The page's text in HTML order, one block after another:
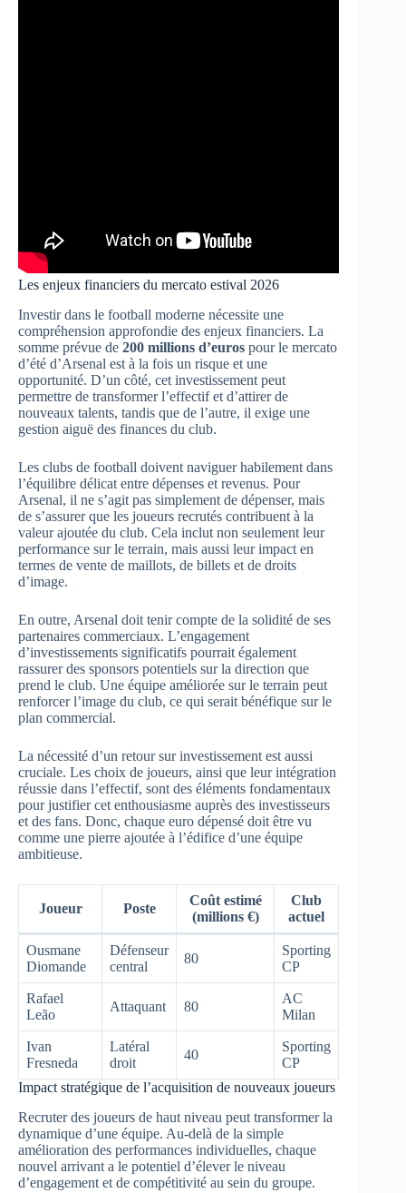
Les enjeux financiers du mercato estival 2026
Investir dans le football moderne nécessite une
compréhension approfondie des enjeux financiers. La
somme prévue de 200 millions d’euros pour le mercato
d’été d’Arsenal est à la fois un risque et une
opportunité. D’un côté, cet investissement peut
permettre de transformer l’effectif et d’attirer de
nouveaux talents, tandis que de l’autre, il exige une
gestion aiguë des finances du club.
Les clubs de football doivent naviguer habilement dans
l’équilibre délicat entre dépenses et revenus. Pour
Arsenal, il ne s’agit pas simplement de dépenser, mais
de s’assurer que les joueurs recrutés contribuent à la
valeur ajoutée du club. Cela inclut non seulement leur
performance sur le terrain, mais aussi leur impact en
termes de vente de maillots, de billets et de droits
d’image.
En outre, Arsenal doit tenir compte de la solidité de ses
partenaires commerciaux. L’engagement
d’investissements significatifs pourrait également
rassurer des sponsors potentiels sur la direction que
prend le club. Une équipe améliorée sur le terrain peut
renforcer l’image du club, ce qui serait bénéfique sur le
plan commercial.
La nécessité d’un retour sur investissement est aussi
cruciale. Les choix de joueurs, ainsi que leur intégration
réussie dans l’effectif, sont des éléments fondamentaux
pour justifier cet enthousiasme auprès des investisseurs
et des fans. Donc, chaque euro dépensé doit être vu
comme une pierre ajoutée à l’édifice d’une équipe
ambitieuse.
Joueur Poste
Coût estimé
(millions €)
Club
actuel
Ousmane
Diomande
Défenseur
central
80
Sporting
CP
Rafael
Leão
Attaquant 80
AC
Milan
Ivan
Fresneda
Latéral
droit
40
Sporting
CP
Impact stratégique de l’acquisition de nouveaux joueurs
Recruter des joueurs de haut niveau peut transformer la
dynamique d’une équipe. Au-delà de la simple
amélioration des performances individuelles, chaque
nouvel arrivant a le potentiel d’élever le niveau
d’engagement et de compétitivité au sein du groupe.